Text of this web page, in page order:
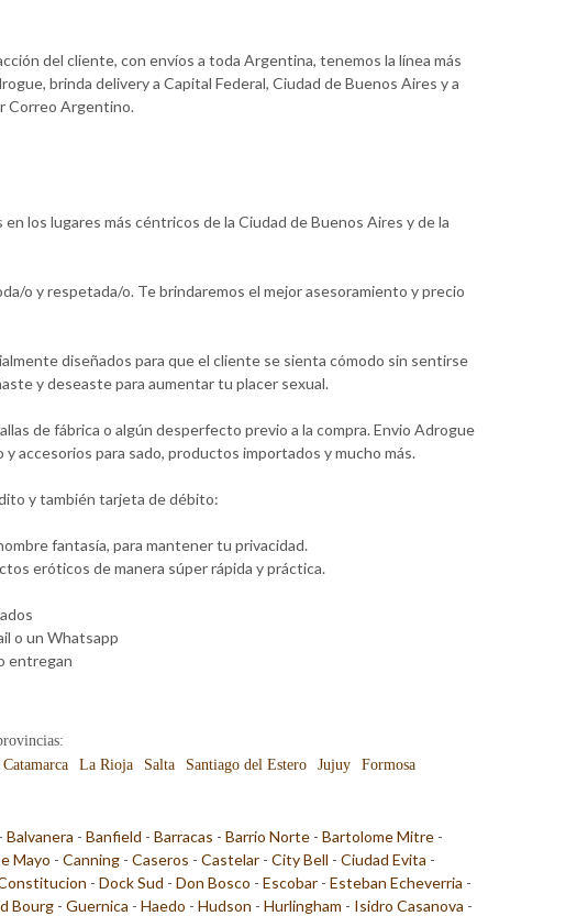
del cliente, con envíos a toda Argentina, tenemos la línea más
brinda delivery a Capital Federal, Ciudad de Buenos Aires y a
Correo Argentino.
los lugares más céntricos de la Ciudad de Buenos Aires y de la
o y respetada/o. Te brindaremos el mejor asesoramiento y precio
diseñados para que el cliente se sienta cómodo sin sentirse
y deseaste para aumentar tu placer sexual.
de fábrica o algún desperfecto previo a la compra. Envio Adrogue
accesorios para sado, productos importados y mucho más.
y también tarjeta de débito:
fantasía, para mantener tu privacidad.
eróticos de manera súper rápida y práctica.
o un Whatsapp
entregan
Catamarca La Rioja Salta Santiago del Estero Jujuy
Formosa
- Balvanera - Banfield - Barracas - Barrio Norte - Bartolome Mitre -
Mayo - Canning - Caseros - Castelar - City Bell - Ciudad Evita -
- Dock Sud - Don Bosco - Escobar - Esteban Echeverria -
Bourg - Guernica - Haedo - Hudson - Hurlingham - Isidro Casanova -